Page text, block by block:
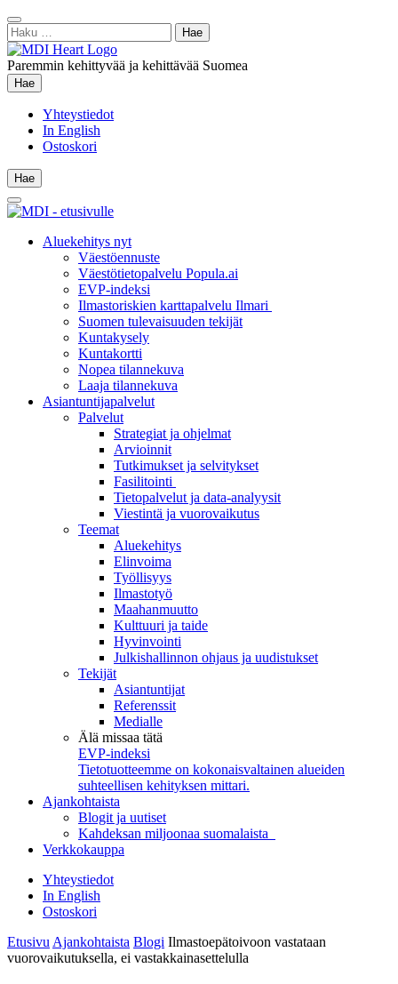
Siirry
sisältöön
Sulje
hae
Haku:
Paremmin kehittyvää ja kehittävää Suomea
Hae
Hae
Yhteystiedot
In English
Ostoskori
Hae
Hae
Main
Menu
Aluekehitys nyt
Väestöennuste
Väestötietopalvelu Popula.ai
EVP-indeksi
Ilmastoriskien karttapalvelu Ilmari
Suomen tulevaisuuden tekijät
Kuntakysely
Kuntakortti
Nopea tilannekuva
Laaja tilannekuva
Asiantuntijapalvelut
Palvelut
Strategiat ja ohjelmat
Arvioinnit
Tutkimukset ja selvitykset
Fasilitointi
Tietopalvelut ja data-analyysit
Viestintä ja vuorovaikutus
Teemat
Aluekehitys
Elinvoima
Työllisyys
Ilmastotyö
Maahanmuutto
Kulttuuri ja taide
Hyvinvointi
Julkishallinnon ohjaus ja uudistukset
Tekijät
Asiantuntijat
Referenssit
Medialle
Älä missaa tätä
EVP-indeksi
Tietotuotteemme on kokonaisvaltainen alueiden
suhteellisen kehityksen mittari.
Ajankohtaista
Blogit ja uutiset
Kahdeksan miljoonaa suomalaista
Verkkokauppa
Yhteystiedot
In English
Ostoskori
Etusivu Ajankohtaista Blogi Ilmastoepätoivoon vastataan
vuorovaikutuksella, ei vastakkainasettelulla